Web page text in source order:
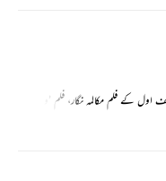
اول کے فلم مکالمہ نگار، فلم ’وقت‘ اور